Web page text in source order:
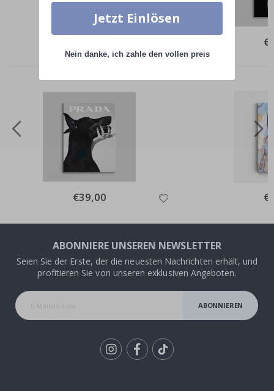
Andere kauften auch
Special
Price
€39,00
ABONNIERE UNSEREN NEWSLETTER
Seien Sie der Erste, der die neuesten Nachrichten erhält, und
profitieren Sie von unseren exklusiven Angeboten.
ABONNIEREN
Jetzt Einlösen
Nein danke, ich zahle den vollen preis